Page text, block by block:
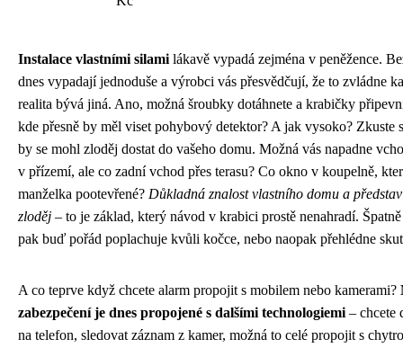
Instalace vlastními silami lákavě vypadá zejména v peněžence.
dnes vypadají jednoduše a výrobci vás přesvědčují, že to zvládne
realita bývá jiná. Ano, možná šroubky dotáhnete a krabičky
kde přesně by měl viset pohybový detektor? A jak vysoko? Zkuste
by se mohl zloděj dostat do vašeho domu. Možná vás napadne
v přízemí, ale co zadní vchod přes terasu? Co okno v koupelně,
manželka pootevřené? Důkladná znalost vlastního domu a
zloděj – to je základ, který návod v krabici prostě nenahradí.
pak buď pořád poplachuje kvůli kočce, nebo naopak přehlédne
A co teprve když chcete alarm propojit s mobilem nebo kamerami?
zabezpečení je dnes propojené s dalšími technologiemi – chcete
na telefon, sledovat záznam z kamer, možná to celé propojit s